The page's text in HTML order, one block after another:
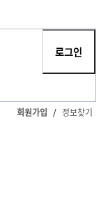
회원가입 / 정보찾기